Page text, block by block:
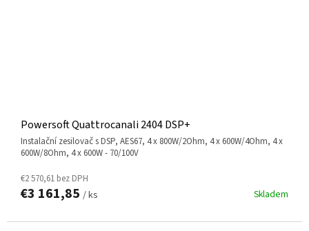
Powersoft Quattrocanali 2404 DSP+
instalační zesilovač s DSP, AES67, 4 x 800W/2Ohm, 4 x 600W/4Ohm, 4 x
600W/8Ohm, 4 x 600W - 70/100V
Skladem
€2 570,61 bez DPH
€3 161,85 / ks